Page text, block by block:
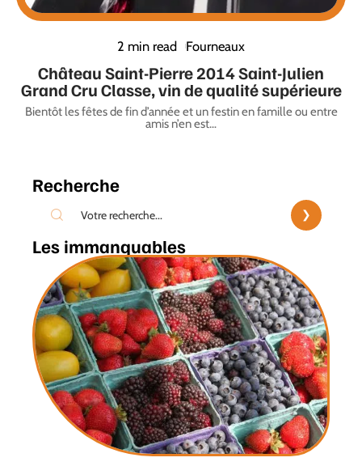
2 min read Fourneaux
Château Saint-Pierre 2014 Saint-Julien
Grand Cru Classe, vin de qualité supérieure
Bientôt les fêtes de fin d’année et un festin en famille ou entre
amis n’en est…
Recherche
Les immanquables